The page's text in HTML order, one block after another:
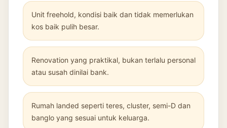
Unit freehold, kondisi baik dan tidak memerlukan
kos baik pulih besar.
Renovation yang praktikal, bukan terlalu personal
atau susah dinilai bank.
Rumah landed seperti teres, cluster, semi-D dan
banglo yang sesuai untuk keluarga.